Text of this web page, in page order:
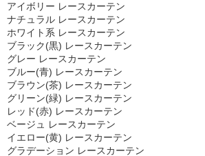
アイボリー レースカーテン
ナチュラル レースカーテン
ホワイト系 レースカーテン
ブラック(黒) レースカーテン
グレー レースカーテン
ブルー(青) レースカーテン
ブラウン(茶) レースカーテン
グリーン(緑) レースカーテン
レッド(赤) レースカーテン
ベージュ レースカーテン
イエロー(黄) レースカーテン
グラデーション レースカーテン